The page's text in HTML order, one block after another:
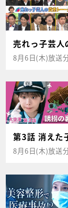
売れっ子芸
8月6日(木)放送
第3話 消えた
8月6日(木)放送